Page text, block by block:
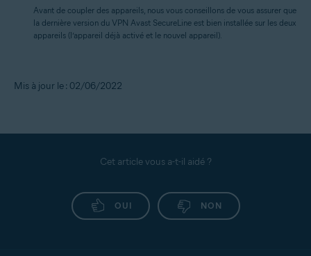
Avant de coupler des appareils, nous vous conseillons de vous assurer que
la dernière version du VPN Avast SecureLine est bien installée sur les deux
appareils (l’appareil déjà activé et le nouvel appareil).
Mis à jour le : 02/06/2022
Cet article vous a-t-il aidé ?
OUI NON